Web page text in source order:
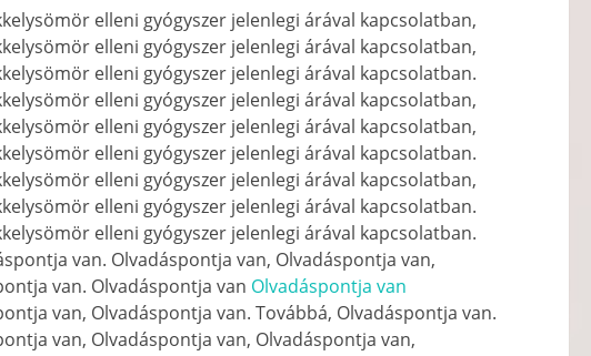
elleni gyógyszer jelenlegi árával kapcsolatban,
elleni gyógyszer jelenlegi árával kapcsolatban,
elleni gyógyszer jelenlegi árával kapcsolatban.
elleni gyógyszer jelenlegi árával kapcsolatban,
elleni gyógyszer jelenlegi árával kapcsolatban,
elleni gyógyszer jelenlegi árával kapcsolatban.
elleni gyógyszer jelenlegi árával kapcsolatban,
elleni gyógyszer jelenlegi árával kapcsolatban.
elleni gyógyszer jelenlegi árával kapcsolatban.
van. Olvadáspontja van, Olvadáspontja van,
van. Olvadáspontja van Olvadáspontja van
van, Olvadáspontja van. Továbbá, Olvadáspontja van.
van, Olvadáspontja van, Olvadáspontja van,